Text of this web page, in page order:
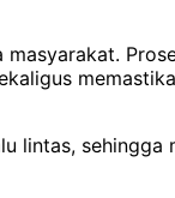
lintas, sehingga